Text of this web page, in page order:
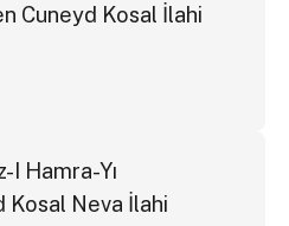
Cuneyd Kosal İlahi
I Hamra-Yı
Kosal Neva İlahi